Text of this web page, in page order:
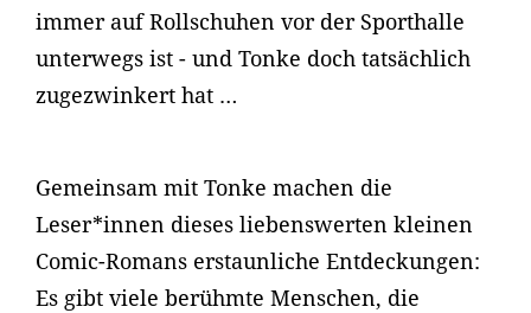
immer auf Rollschuhen vor der Sporthalle
unterwegs ist - und Tonke doch tatsächlich
zugezwinkert hat …
Gemeinsam mit Tonke machen die
Leser*innen dieses liebenswerten kleinen
Comic-Romans erstaunliche Entdeckungen:
Es gibt viele berühmte Menschen, die